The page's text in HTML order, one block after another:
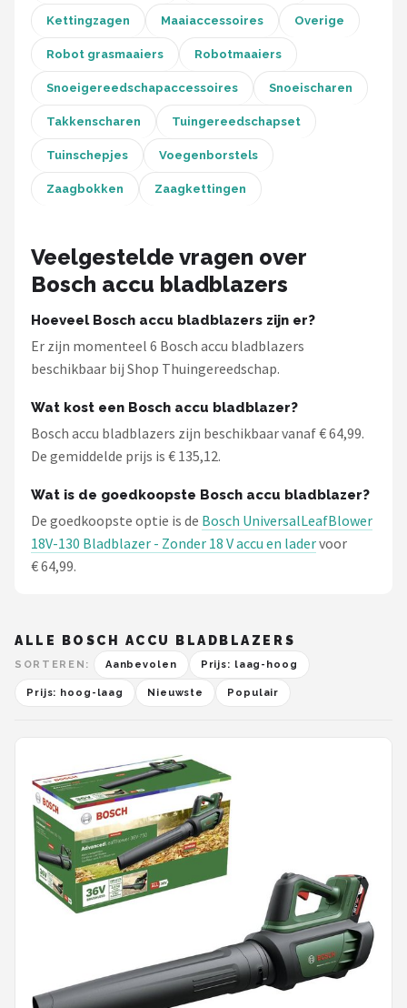
Kettingzagen Maaiaccessoires Overige
Robot grasmaaiers Robotmaaiers
Snoeigereedschapaccessoires Snoeischaren
Takkenscharen Tuingereedschapset
Tuinschepjes Voegenborstels
Zaagbokken Zaagkettingen
Veelgestelde vragen over
Bosch accu bladblazers
Hoeveel Bosch accu bladblazers zijn er?
Er zijn momenteel 6 Bosch accu bladblazers
beschikbaar bij Shop Thuingereedschap.
Wat kost een Bosch accu bladblazer?
Bosch accu bladblazers zijn beschikbaar vanaf € 64,99.
De gemiddelde prijs is € 135,12.
Wat is de goedkoopste Bosch accu bladblazer?
De goedkoopste optie is de Bosch UniversalLeafBlower
18V-130 Bladblazer - Zonder 18 V accu en ladervoor
€ 64,99.
ALLE BOSCH ACCU BLADBLAZERS
SORTEREN: Aanbevolen Prijs: laag-hoog
Prijs: hoog-laag Nieuwste Populair